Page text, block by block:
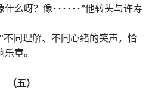
么呀？像･･････”他转头与许寿
同理解、不同心绪的笑声，恰
章。
（五）